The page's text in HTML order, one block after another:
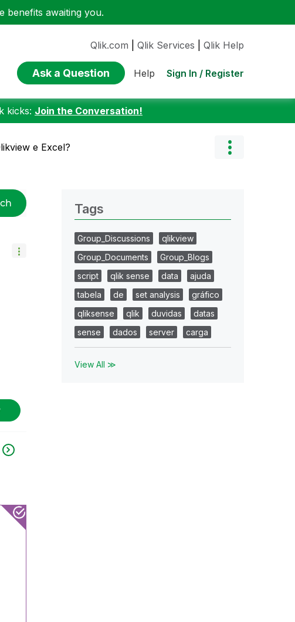
benefits awaiting you.
Qlik.com Qlik Services Qlik Help
Ask a Question Help Sign In / Register
kicks: Join the Conversation!
e Excel?
Tags
Group_Discussions
qlikview
Group_Documents
Group_Blogs
script
qlik sense data
ajuda
tabela
de set analysis
gráfico
qliksense
qlik duvidas
datas
sense
dados server carga
View All ≫